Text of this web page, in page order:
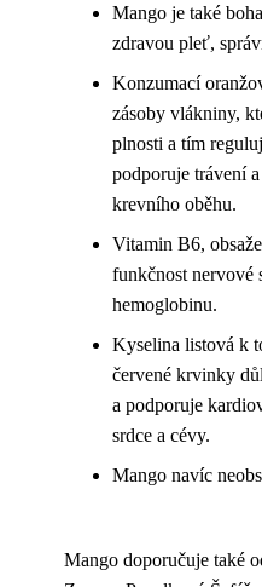
Mango je také
zdravou pleť,
Konzumací
zásoby vlákniny,
plnosti a tím
podporuje trávení
krevního oběhu.
Vitamin B6,
funkčnost nervové
hemoglobinu.
Kyselina listová k
červené krvinky
a podporuje
srdce a cévy.
Mango navíc
Mango doporučuje také